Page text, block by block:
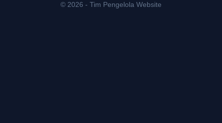
© 2026 - Tim Pengelola Website